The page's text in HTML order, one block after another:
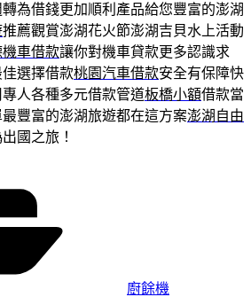
為借錢更加順利產品給您豐富的澎湖
推薦觀賞澎湖花火節澎湖吉貝水上活動
機車借款讓你對機車貸款更多認識求
選擇借款桃園汽車借款安全有保障快
人各種多元借款管道板橋小額借款當
豐富的澎湖旅遊都在這方案澎湖自由
國之旅！
廚餘機